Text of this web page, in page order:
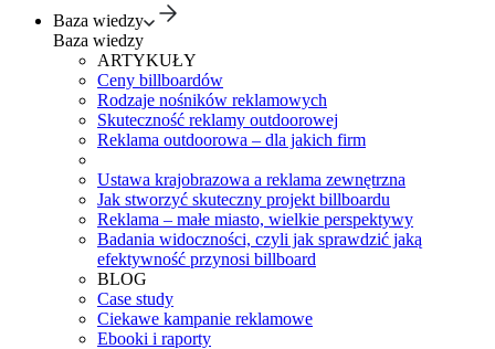
Baza wiedzy
Baza wiedzy
ARTYKUŁY
Ceny billboardów
Rodzaje nośników reklamowych
Skuteczność reklamy outdoorowej
Reklama outdoorowa – dla jakich firm
Ustawa krajobrazowa a reklama zewnętrzna
Jak stworzyć skuteczny projekt billboardu
Reklama – małe miasto, wielkie perspektywy
Badania widoczności, czyli jak sprawdzić jaką
efektywność przynosi billboard
BLOG
Case study
Ciekawe kampanie reklamowe
Ebooki i raporty